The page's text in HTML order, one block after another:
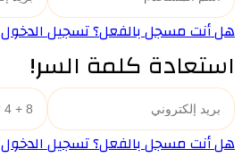
هل أنت مسجل بالفعل؟ تسجيل الدخول
استعادة كلمة السر!
هل أنت مسجل بالفعل؟ تسجيل الدخول